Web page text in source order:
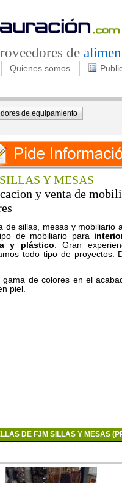
de
Quienes somos
de equipamiento
Y MESAS
y venta de
de sillas, mesas y mobiliario
de mobiliario para
y plástico. Gran
todo tipo de proyectos.
gama de colores en el
piel.
DE FJM SILLAS Y MESAS